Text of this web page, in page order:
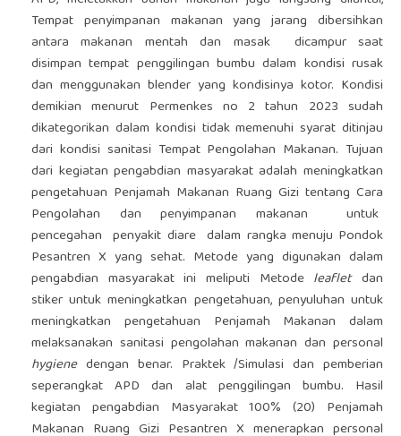
Tempat penyimpanan makanan yang jarang dibersihkan
antara makanan mentah dan masak dicampur saat
disimpan tempat penggilingan bumbu dalam kondisi rusak
dan menggunakan blender yang kondisinya kotor. Kondisi
demikian menurut Permenkes no 2 tahun 2023 sudah
dikategorikan dalam kondisi tidak memenuhi syarat ditinjau
dari kondisi sanitasi Tempat Pengolahan Makanan. Tujuan
dari kegiatan pengabdian masyarakat adalah meningkatkan
pengetahuan Penjamah Makanan Ruang Gizi tentang Cara
Pengolahan dan penyimpanan makanan untuk
pencegahan penyakit diare dalam rangka menuju Pondok
Pesantren X yang sehat. Metode yang digunakan dalam
pengabdian masyarakat ini meliputi Metode leafletdan
stiker untuk meningkatkan pengetahuan, penyuluhan untuk
meningkatkan pengetahuan Penjamah Makanan dalam
melaksanakan sanitasi pengolahan makanan dan personal
hygienedengan benar. Praktek /Simulasi dan pemberian
seperangkat APD dan alat penggilingan bumbu. Hasil
kegiatan pengabdian Masyarakat 100% (20) Penjamah
Makanan Ruang Gizi Pesantren X menerapkan personal